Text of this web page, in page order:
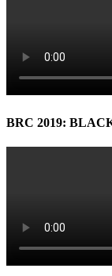
BRC 2019: